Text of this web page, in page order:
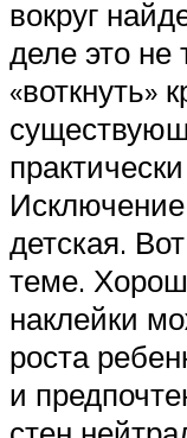
вокруг
деле это не
«воткнуть»
детская.
теме.
наклейки
роста
и